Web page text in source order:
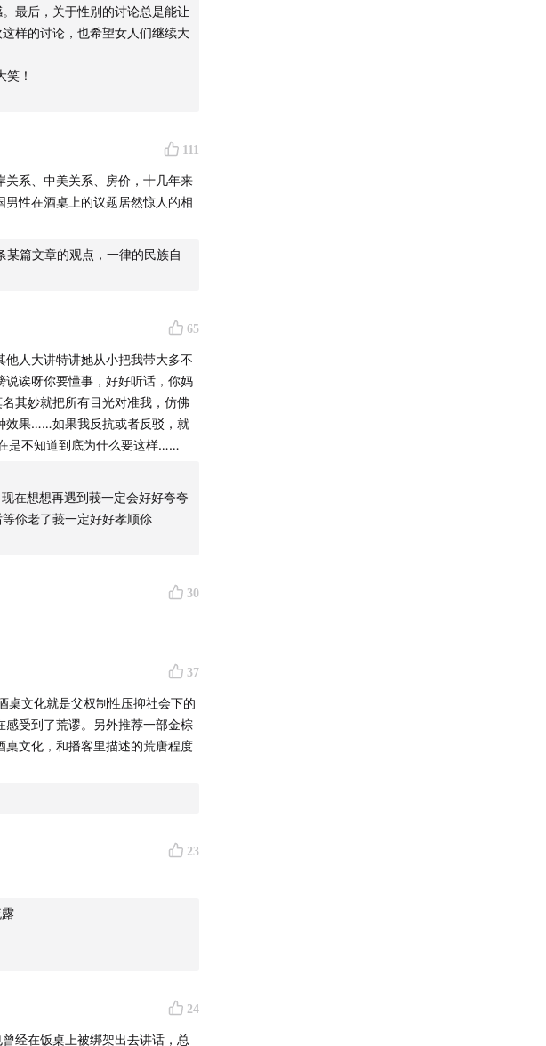
聊场合（白眼）
没有真正的沟通和交流
最后，关于性别的讨论总是能让
样的讨论，也希望女人们继续大
！
111
系、中美关系、房价，十几年来
性在酒桌上的议题居然惊人的相
某篇文章的观点，一律的民族自
65
人大讲特讲她从小把我带大多不
诶呀你要懂事，好好听话，你妈
其妙就把所有目光对准我，仿佛
效果……如果我反抗或者反驳，就
是不知道到底为什么要这样……
在想想再遇到莪一定会好好夸夸
伱老了莪一定好好孝顺伱
30
37
桌文化就是父权制性压抑社会下的
受到了荒谬。另外推荐一部金棕
文化，和播客里描述的荒唐程度
23
24
经在饭桌上被绑架出去讲话，总